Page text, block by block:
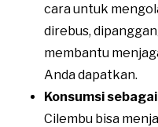
cara untuk
direbus,
membantu
Anda dapatkan.
Konsumsi
Cilembu bisa